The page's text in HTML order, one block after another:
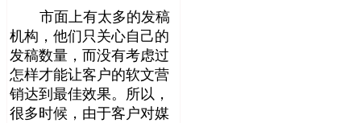
市面上有太多的发稿
机构，他们只关心自己的
发稿数量，而没有考虑过
怎样才能让客户的软文营
销达到最佳效果。所以，
很多时候，由于客户对媒